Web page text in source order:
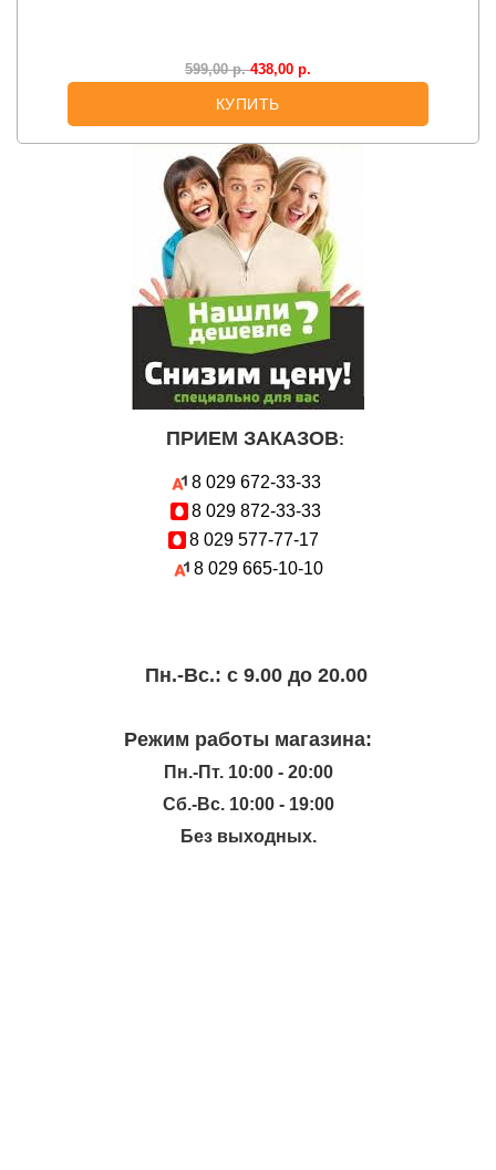
599,00р. 438,00 р.
КУПИТЬ
ПРИЕМ ЗАКАЗОВ:
8 029 672-33-33
8 029 872-33-33
8 029 577-77-17
8 029 665-10-10
Пн.-Вc.: с 9.00 до 20.00
Режим работы магазина:
Пн.-Пт. 10:00 - 20:00
Сб.-Вс. 10:00 - 19:00
Без выходных.